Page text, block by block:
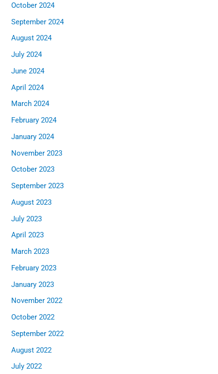
October 2024
September 2024
August 2024
July 2024
June 2024
April 2024
March 2024
February 2024
January 2024
November 2023
October 2023
September 2023
August 2023
July 2023
April 2023
March 2023
February 2023
January 2023
November 2022
October 2022
September 2022
August 2022
July 2022